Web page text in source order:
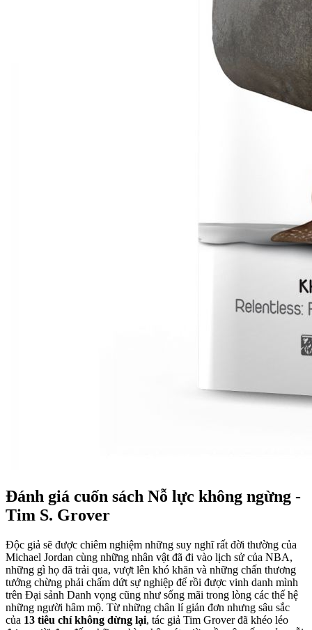
Đánh giá cuốn sách Nỗ lực không ngừng -
Tim S. Grover
Độc giả sẽ được chiêm nghiệm những suy nghĩ rất đời thường của
Michael Jordan cùng những nhân vật đã đi vào lịch sử của NBA,
những gì họ đã trải qua, vượt lên khó khăn và những chấn thương
tưởng chừng phải chấm dứt sự nghiệp để rồi được vinh danh mình
trên Đại sảnh Danh vọng cũng như sống mãi trong lòng các thế hệ
những người hâm mộ. Từ những chân lí giản đơn nhưng sâu sắc
của 13 tiêu chí không dừng lại, tác giả Tim Grover đã khéo léo